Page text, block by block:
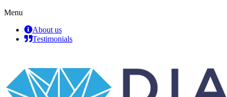
Menu
About us
Testimonials